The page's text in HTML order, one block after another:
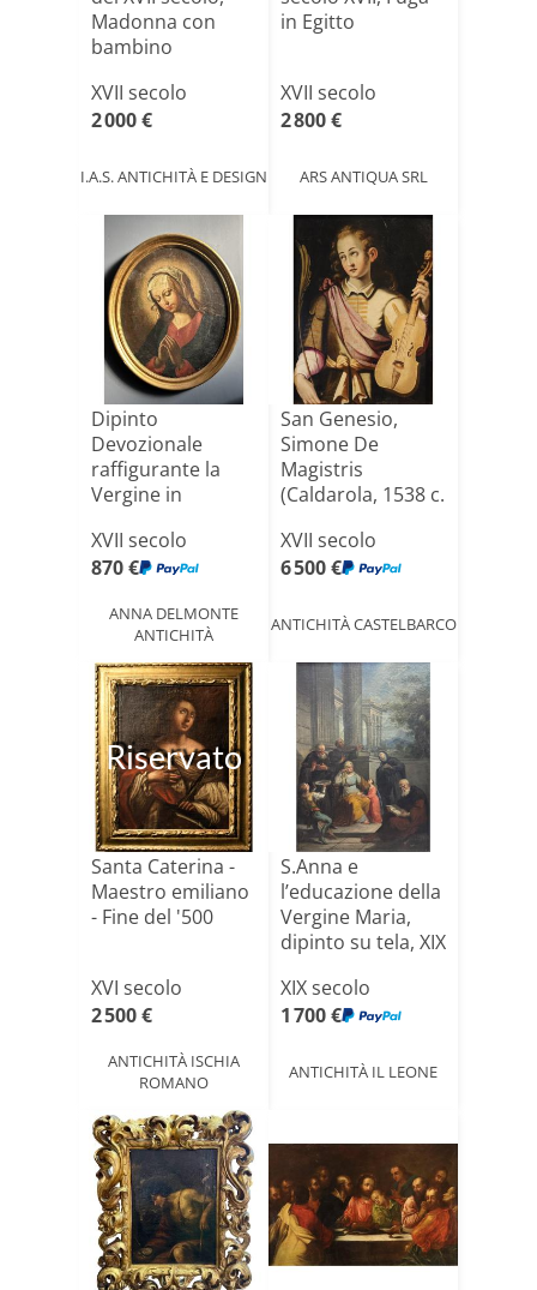
Madonna con
bambino
XVII secolo
2 000 €
I.A.S. ANTICHITÀ E DESIGN
in Egitto
XVII secolo
2 800 €
ARS ANTIQUA SRL
Dipinto
Devozionale
raffigurante la
Vergine in
s[...]
XVII secolo
870 €
ANNA DELMONTE
ANTICHITÀ
San Genesio,
Simone De
Magistris
(Caldarola, 1538 c.
XVII secolo
6 500 €
ANTICHITÀ CASTELBARCO
Riservato
Santa Caterina -
Maestro emiliano
- Fine del '500
XVI secolo
2 500 €
ANTICHITÀ ISCHIA
ROMANO
S.Anna e
l’educazione della
Vergine Maria,
dipinto su tela, XIX
XIX secolo
1 700 €
ANTICHITÀ IL LEONE